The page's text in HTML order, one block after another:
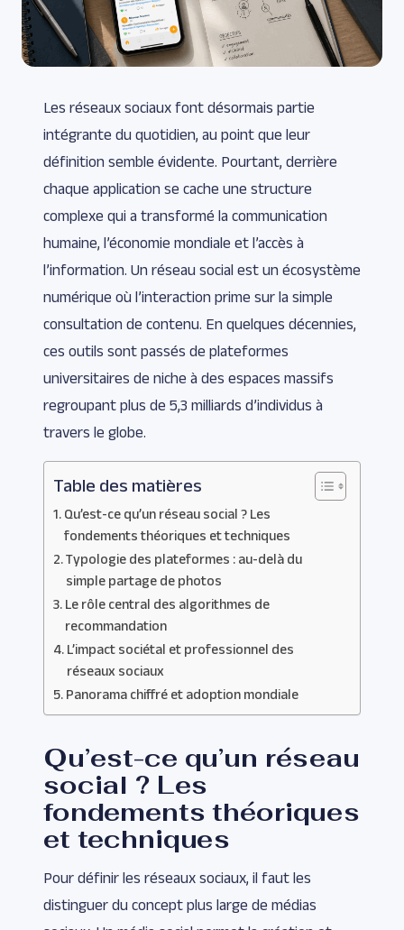
Les réseaux sociaux font désormais partie
intégrante du quotidien, au point que leur
définition semble évidente. Pourtant, derrière
chaque application se cache une structure
complexe qui a transformé la communication
humaine, l’économie mondiale et l’accès à
l’information. Un réseau social est un écosystème
numérique où l’interaction prime sur la simple
consultation de contenu. En quelques décennies,
ces outils sont passés de plateformes
universitaires de niche à des espaces massifs
regroupant plus de 5,3 milliards d’individus à
travers le globe.
Table des matières
Qu’est-ce qu’un réseau social ? Les
fondements théoriques et techniques
Typologie des plateformes : au-delà du
simple partage de photos
Le rôle central des algorithmes de
recommandation
L’impact sociétal et professionnel des
réseaux sociaux
Panorama chiffré et adoption mondiale
Qu’est-ce qu’un réseau
social ? Les
fondements théoriques
et techniques
Pour définir les réseaux sociaux, il faut les
distinguer du concept plus large de médias